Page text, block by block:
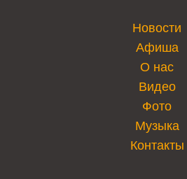
Новости
Афиша
О нас
Видео
Фото
Музыка
Контакты